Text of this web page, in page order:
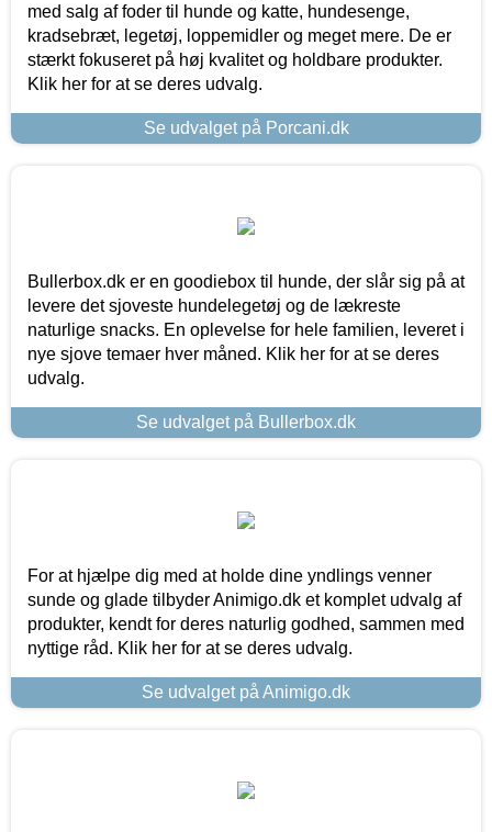
med salg af foder til hunde og katte, hundesenge,
kradsebræt, legetøj, loppemidler og meget mere. De er
stærkt fokuseret på høj kvalitet og holdbare produkter.
Klik her for at se deres udvalg.
Se udvalget på Porcani.dk
Bullerbox.dk er en goodiebox til hunde, der slår sig på at
levere det sjoveste hundelegetøj og de lækreste
naturlige snacks. En oplevelse for hele familien, leveret i
nye sjove temaer hver måned. Klik her for at se deres
udvalg.
Se udvalget på Bullerbox.dk
For at hjælpe dig med at holde dine yndlings venner
sunde og glade tilbyder Animigo.dk et komplet udvalg af
produkter, kendt for deres naturlig godhed, sammen med
nyttige råd. Klik her for at se deres udvalg.
Se udvalget på Animigo.dk